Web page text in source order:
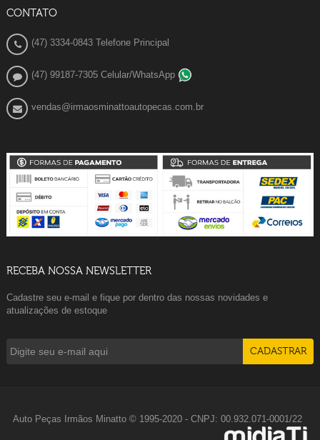
CONTATO
(47) 3334-0843 Telefone Principal
(47) 99187-7305 Celular/WhatsApp
vendas@irmaosminattoautopecas.com.br
RECEBA NOSSA NEWSLETTER
Cadastre seu e-mail e fique por dentro das nossas novidades e
atualizações de estoque
Auto Peças Irmãos Minatto © 1995-2020 - CNPJ: 00.932.071-0001/22